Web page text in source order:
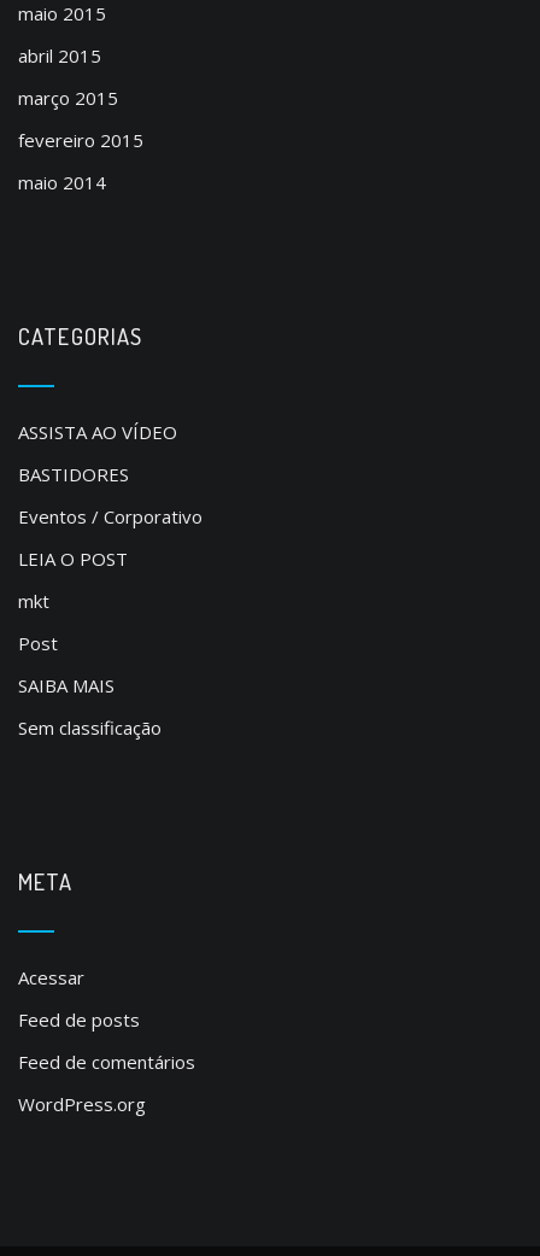
maio 2015
abril 2015
março 2015
fevereiro 2015
maio 2014
CATEGORIAS
ASSISTA AO VÍDEO
BASTIDORES
Eventos / Corporativo
LEIA O POST
mkt
Post
SAIBA MAIS
Sem classificação
META
Acessar
Feed de posts
Feed de comentários
WordPress.org